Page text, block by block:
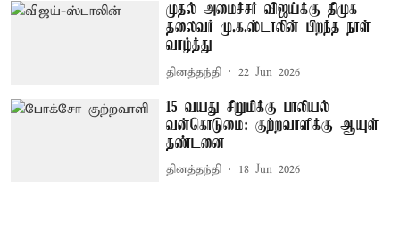
முதல் அமைச்சர் விஜய்க்கு திமுக
தலைவர் மு.க.ஸ்டாலின் பிறந்த நாள்
வாழ்த்து
தினத்தந்தி 22 Jun 2026
15 வயது சிறுமிக்கு பாலியல்
வன்கொடுமை: குற்றவாளிக்கு ஆயுள்
தண்டனை
தினத்தந்தி 18 Jun 2026